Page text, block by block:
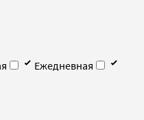
Ежедневная